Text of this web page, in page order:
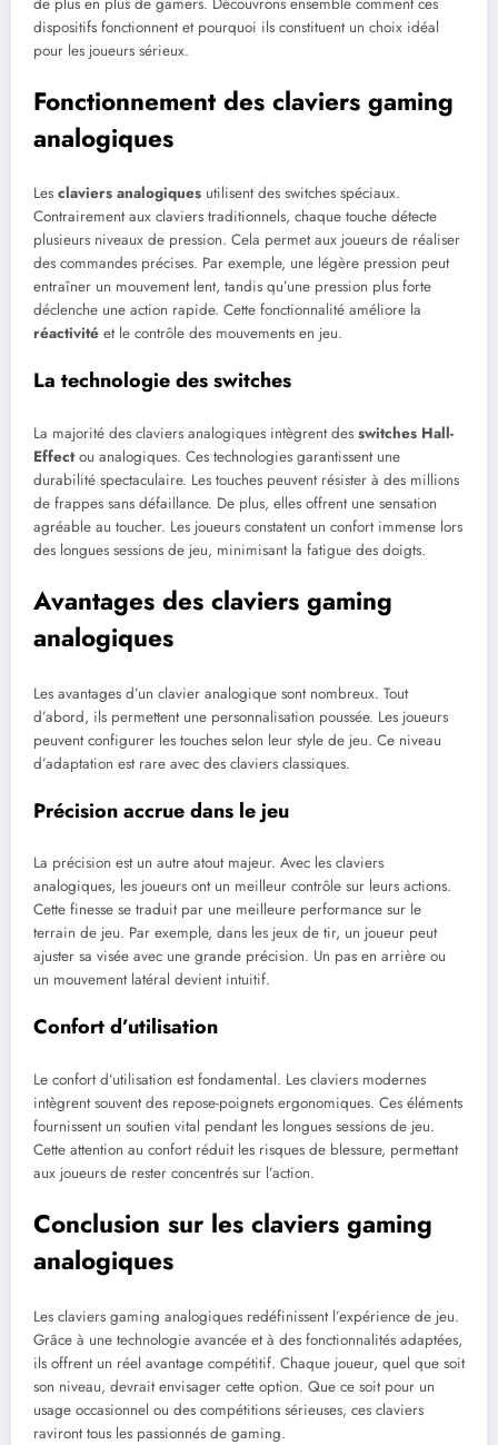
dispositifs fonctionnent et pourquoi ils constituent un choix idéal
pour les joueurs sérieux.
Fonctionnement des claviers gaming
analogiques
Les claviers analogiques utilisent des switches spéciaux.
Contrairement aux claviers traditionnels, chaque touche détecte
plusieurs niveaux de pression. Cela permet aux joueurs de réaliser
des commandes précises. Par exemple, une légère pression peut
entraîner un mouvement lent, tandis qu’une pression plus forte
déclenche une action rapide. Cette fonctionnalité améliore la
réactivité et le contrôle des mouvements en jeu.
La technologie des switches
La majorité des claviers analogiques intègrent des switches Hall-
Effectou analogiques. Ces technologies garantissent une
durabilité spectaculaire. Les touches peuvent résister à des millions
de frappes sans défaillance. De plus, elles offrent une sensation
agréable au toucher. Les joueurs constatent un confort immense lors
des longues sessions de jeu, minimisant la fatigue des doigts.
Avantages des claviers gaming
analogiques
Les avantages d’un clavier analogique sont nombreux. Tout
d’abord, ils permettent une personnalisation poussée. Les joueurs
peuvent configurer les touches selon leur style de jeu. Ce niveau
d’adaptation est rare avec des claviers classiques.
Précision accrue dans le jeu
La précision est un autre atout majeur. Avec les claviers
analogiques, les joueurs ont un meilleur contrôle sur leurs actions.
Cette finesse se traduit par une meilleure performance sur le
terrain de jeu. Par exemple, dans les jeux de tir, un joueur peut
ajuster sa visée avec une grande précision. Un pas en arrière ou
un mouvement latéral devient intuitif.
Confort d’utilisation
Le confort d’utilisation est fondamental. Les claviers modernes
intègrent souvent des repose-poignets ergonomiques. Ces éléments
fournissent un soutien vital pendant les longues sessions de jeu.
Cette attention au confort réduit les risques de blessure, permettant
aux joueurs de rester concentrés sur l’action.
Conclusion sur les claviers gaming
analogiques
Les claviers gaming analogiques redéfinissent l’expérience de jeu.
Grâce à une technologie avancée et à des fonctionnalités adaptées,
ils offrent un réel avantage compétitif. Chaque joueur, quel que soit
son niveau, devrait envisager cette option. Que ce soit pour un
usage occasionnel ou des compétitions sérieuses, ces claviers
raviront tous les passionnés de gaming.